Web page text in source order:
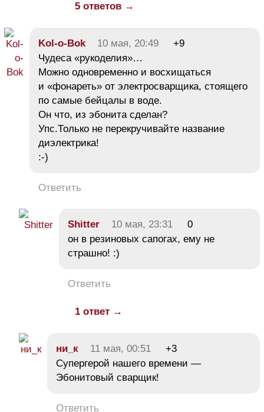
5 ответов →
Kol-o-Bok 10 мая, 20:49
+9
Чудеса «рукоделия»…
Можно одновременно и восхищаться
и «фонареть» от электросварщика, стоящего
по самые бейцалы в воде.
Он что, из эбонита сделан?
Упс.Только не перекручивайте название
диэлектрика!
:-)
Ответить
Shitter 10 мая, 23:31
0
он в резиновых сапогах, ему не
страшно! :)
Ответить
1 ответ →
ни_к 11 мая, 00:51
+3
Супергерой нашего времени —
Эбонитовый сварщик!
Ответить